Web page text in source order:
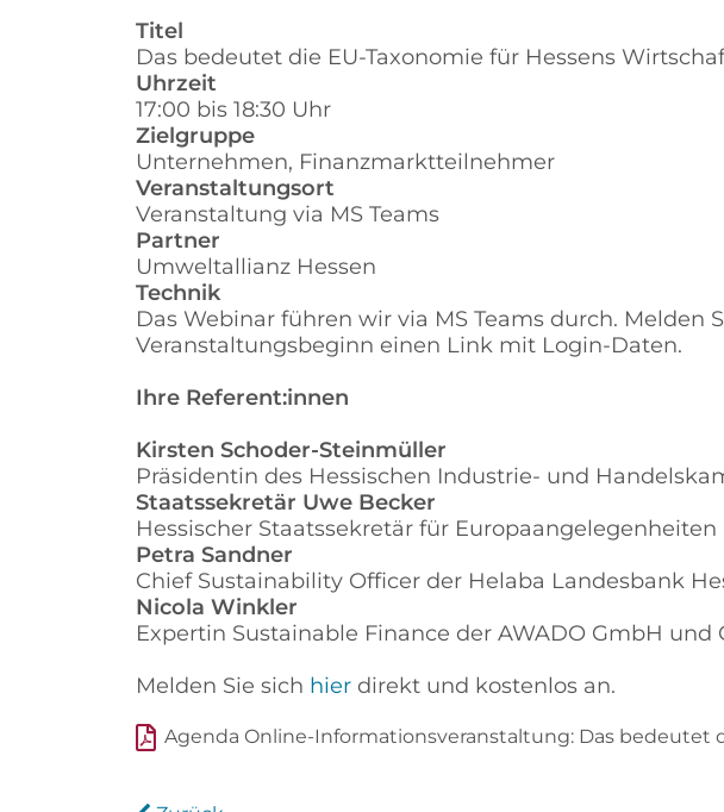
Titel
Das bedeutet die EU-Taxonomie für Hessens
Uhrzeit
17:00 bis 18:30 Uhr
Zielgruppe
Unternehmen, Finanzmarktteilnehmer
Veranstaltungsort
Veranstaltung via MS Teams
Partner
Umweltallianz Hessen
Technik
Das Webinar führen wir via MS Teams durch.
Veranstaltungsbeginn einen Link mit Login-Daten.
Ihre Referent:innen
Kirsten Schoder-Steinmüller
Präsidentin des Hessischen Industrie- und
Staatssekretär Uwe Becker
Hessischer Staatssekretär für Europaangelegenheiten
Petra Sandner
Chief Sustainability Officer der Helaba Landesbank
Nicola Winkler
Expertin Sustainable Finance der AWADO GmbH und
Melden Sie sich hier direkt und kostenlos an.
Agenda Online-Informationsveranstaltung: Das bedeutet